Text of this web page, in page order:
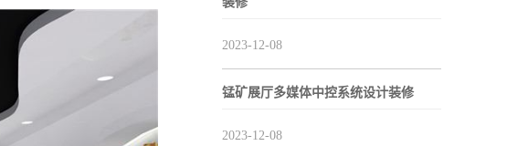
2023-12-08
锰矿展厅多媒体中控系统设计装修
2023-12-08